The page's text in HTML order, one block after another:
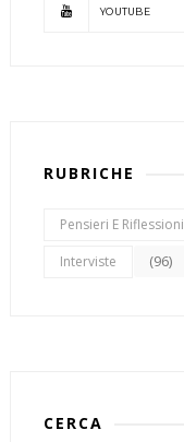
YOUTUBE
RUBRICHE
Pensieri E Riflessioni
Interviste (96)
CERCA